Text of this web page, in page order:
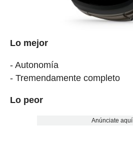
Lo mejor
- Autonomía
- Tremendamente completo
Lo peor
Anúnciate aquí